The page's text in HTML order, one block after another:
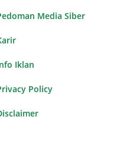
Media Siber
Iklan
Policy